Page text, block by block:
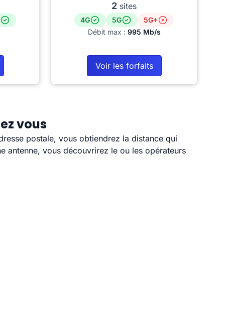
2 sites
4G 5G
5G+
Débit max : 995 Mb/s
Voir les forfaits
vous
postale, vous obtiendrez la distance qui
antenne, vous découvrirez le ou les opérateurs